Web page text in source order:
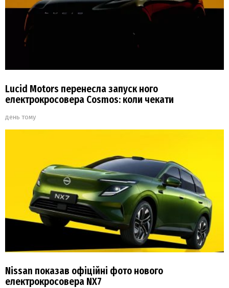
Lucid Motors перенесла запуск ного
електрокросовера Cosmos: коли чекати
день тому
Nissan показав офіційні фото нового
електрокросовера NX7